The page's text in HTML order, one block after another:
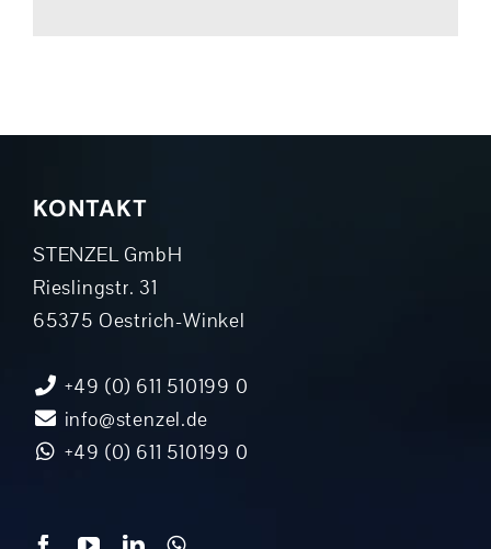
KONTAKT
STENZEL GmbH
Rieslingstr. 31
65375 Oestrich-Winkel
+49 (0) 611 510199 0
info@stenzel.de
+49 (0) 611 510199 0